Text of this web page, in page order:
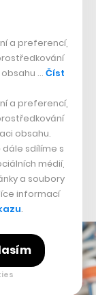
lékaře,
rodiny. V
narazil
začal
sice
pod nosem,
a preferencí,
… Číst
a preferencí,
obsahu.
sdílíme s
médií,
a soubory
informací
.